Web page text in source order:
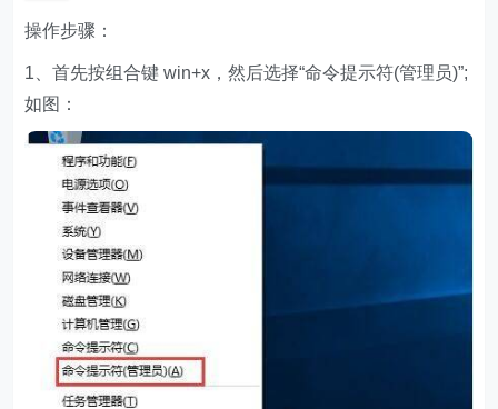
操作步骤：
1、首先按组合键 win+x，然后选择“命令提示符(管理员)”;
如图：